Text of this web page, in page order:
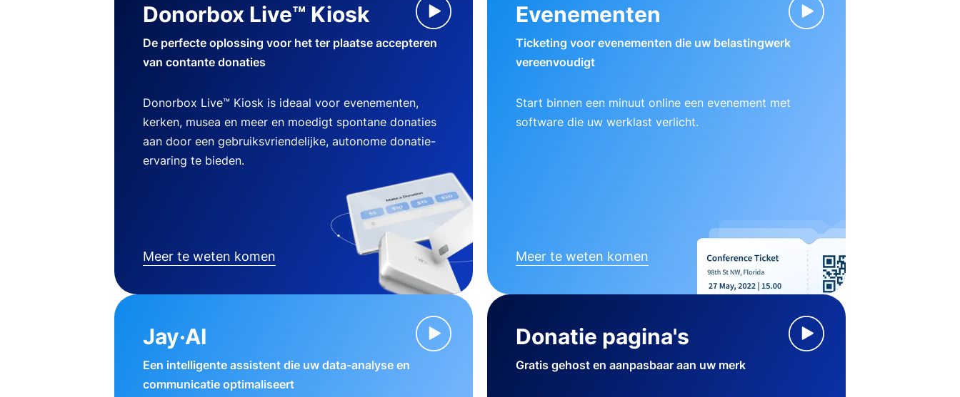
Donorbox Live™ Kiosk
De perfecte oplossing voor het ter plaatse accepteren
van contante donaties
Donorbox Live™ Kiosk is ideaal voor evenementen,
kerken, musea en meer en moedigt spontane donaties
aan door een gebruiksvriendelijke, autonome donatie-
ervaring te bieden.
Meer te weten komen
Evenementen
Ticketing voor evenementen die uw belastingwerk
vereenvoudigt
Start binnen een minuut online een evenement met
software die uw werklast verlicht.
Meer te weten komen
Jay·AI
Een intelligente assistent die uw data-analyse en
communicatie optimaliseert
Donatie pagina's
Gratis gehost en aanpasbaar aan uw merk